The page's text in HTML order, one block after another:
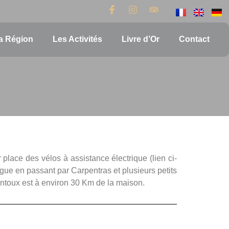
Région Les Activités Livre d’Or Contact
des vélos à assistance électrique (lien ci-
en passant par Carpentras et plusieurs petits
est à environ 30 Km de la maison.